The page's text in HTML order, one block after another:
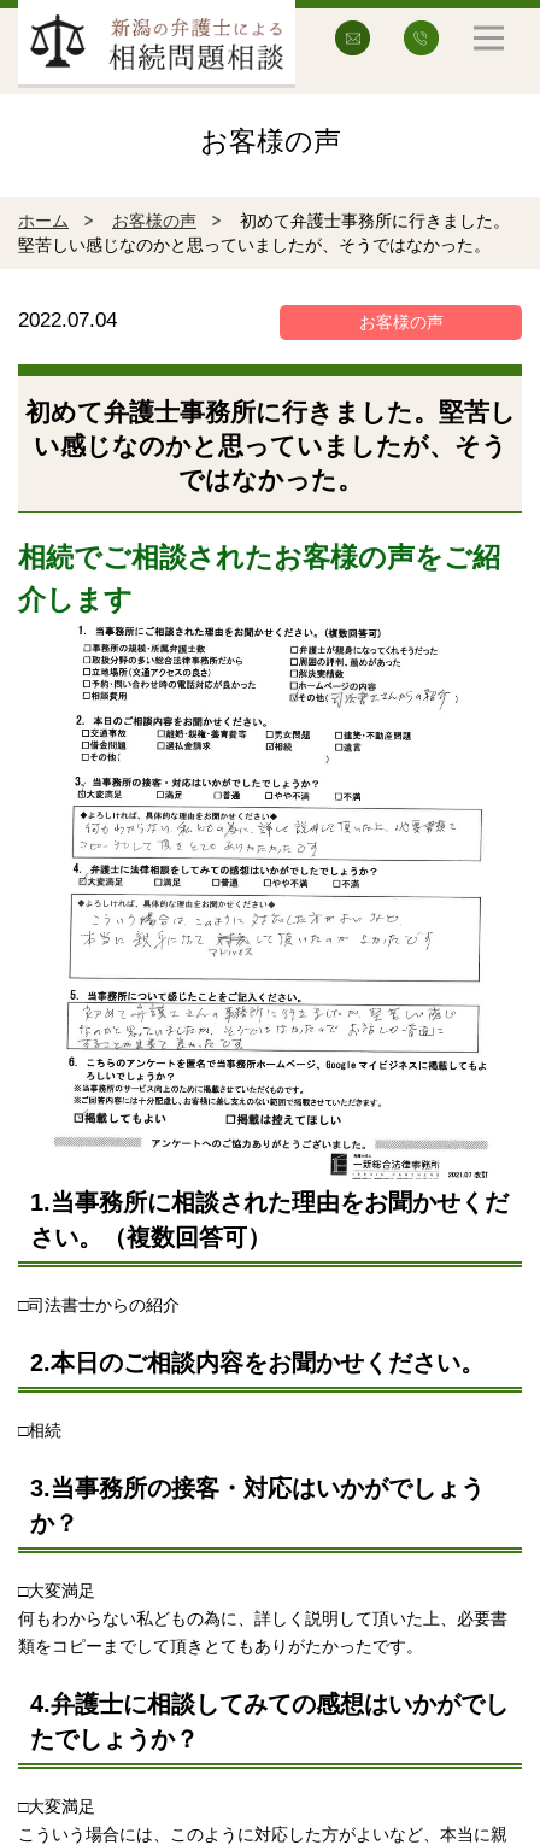
お客様の声
ホーム お客様の声
初めて弁護士事務所に行きました。
堅苦しい感じなのかと思っていましたが、そうではなかった。
2022.07.04 お客様の声
初めて弁護士事務所に行きました。堅苦し
い感じなのかと思っていましたが、そう
ではなかった。
相続でご相談されたお客様の声をご紹
介します
1.当事務所に相談された理由をお聞かせくだ
さい。（複数回答可）
□司法書士からの紹介
2.本日のご相談内容をお聞かせください。
□相続
3.当事務所の接客・対応はいかがでしょう
か？
□大変満足
何もわからない私どもの為に、詳しく説明して頂いた上、必要書
類をコピーまでして頂きとてもありがたかったです。
4.弁護士に相談してみての感想はいかがでし
たでしょうか？
□大変満足
こういう場合には、このように対応した方がよいなど、本当に親